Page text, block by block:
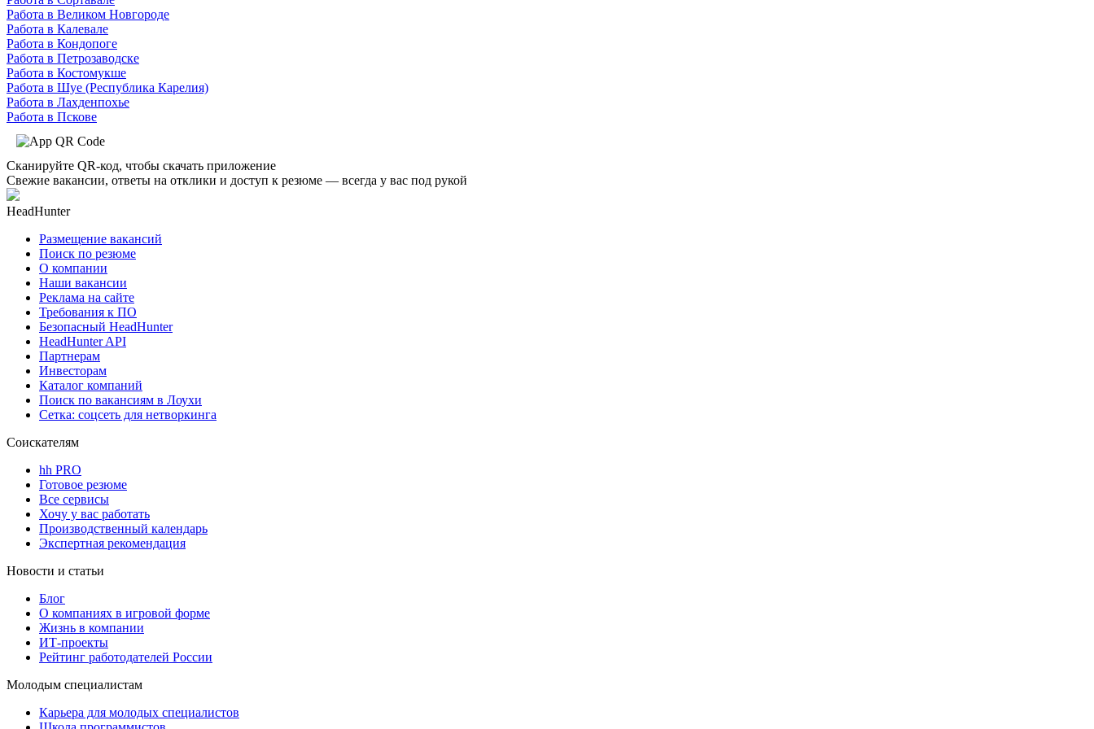
Работа в Великом Новгороде
Работа в Калевале
Работа в Кондопоге
Работа в Петрозаводске
Работа в Костомукше
Работа в Шуе (Республика Карелия)
Работа в Лахденпохье
Работа в Пскове
Сканируйте QR-код, чтобы скачать приложение
Свежие вакансии, ответы на отклики и доступ к резюме — всегда у вас под рукой
HeadHunter
Размещение вакансий
Поиск по резюме
О компании
Наши вакансии
Реклама на сайте
Требования к ПО
Безопасный HeadHunter
HeadHunter API
Партнерам
Инвесторам
Каталог компаний
Поиск по вакансиям в Лоухи
Сетка: соцсеть для нетворкинга
Соискателям
hh PRO
Готовое резюме
Все сервисы
Хочу у вас работать
Производственный календарь
Экспертная рекомендация
Новости и статьи
Блог
О компаниях в игровой форме
Жизнь в компании
ИТ-проекты
Рейтинг работодателей России
Молодым специалистам
Карьера для молодых специалистов